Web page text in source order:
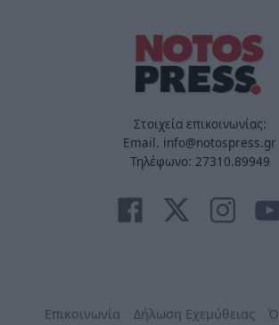
Στοιχεία επικοινωνίας:
Email. info@notospress.gr
Τηλέφωνο: 27310.89949
Επικοινωνία Δήλωση Εχεμύθειας